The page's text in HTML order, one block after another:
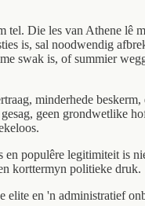
Die les van Athene lê
is, sal noodwendig
swak is, of summier
minderhede
geen grondwetlike
populêre legitimiteit is
korttermyn politieke druk.
en 'n administratief